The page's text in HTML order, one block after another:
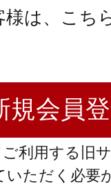
は、こち
利用する旧
いただく必要